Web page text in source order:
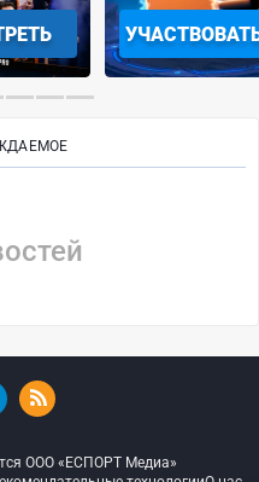
ООО «ЕСПОРТ Медиа»